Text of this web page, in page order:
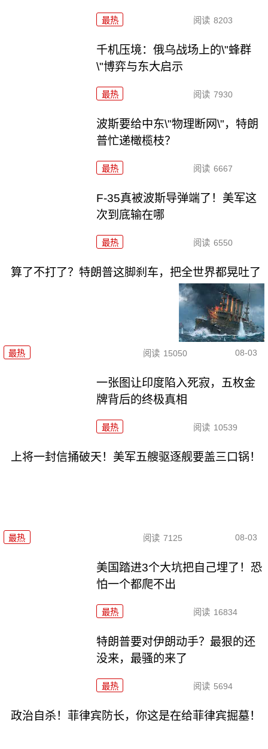
最热 阅读 8203
千机压境：俄乌战场上的\"蜂群
\"博弈与东大启示
最热 阅读 7930
波斯要给中东\"物理断网\"，特朗
普忙递橄榄枝？
最热 阅读 6667
F-35真被波斯导弹端了！美军这
次到底输在哪
最热 阅读 6550
算了不打了？特朗普这脚刹车，把全世界都晃吐了
最热 阅读 15050 08-03
一张图让印度陷入死寂，五枚金
牌背后的终极真相
最热 阅读 10539
上将一封信捅破天！美军五艘驱逐舰要盖三口锅！
最热 阅读 7125 08-03
美国踏进3个大坑把自己埋了！恐
怕一个都爬不出
最热 阅读 16834
特朗普要对伊朗动手？最狠的还
没来，最骚的来了
最热 阅读 5694
政治自杀！菲律宾防长，你这是在给菲律宾掘墓！